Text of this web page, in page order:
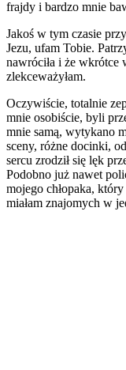
frajdy i bardzo mnie
Jakoś w tym czasie
Jezu, ufam Tobie.
nawróciła i że wkrótce
zlekceważyłam.
Oczywiście, totalnie
mnie osobiście, byli
mnie samą, wytykano
sceny, różne docinki,
sercu zrodził się lęk
Podobno już nawet
mojego chłopaka,
miałam znajomych w